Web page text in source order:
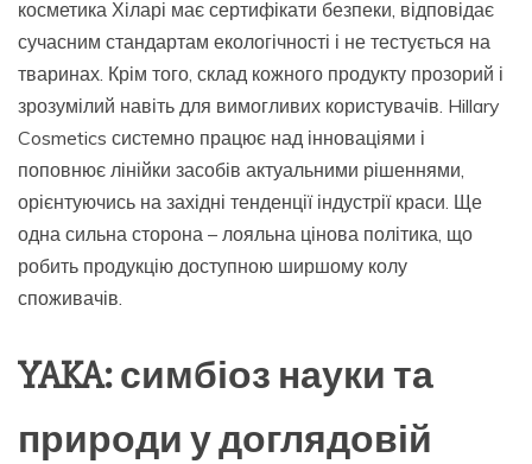
косметика Хіларі має сертифікати безпеки, відповідає
сучасним стандартам екологічності і не тестується на
тваринах. Крім того, склад кожного продукту прозорий і
зрозумілий навіть для вимогливих користувачів. Hillary
Cosmetics системно працює над інноваціями і
поповнює лінійки засобів актуальними рішеннями,
орієнтуючись на західні тенденції індустрії краси. Ще
одна сильна сторона – лояльна цінова політика, що
робить продукцію доступною ширшому колу
споживачів.
YAKA: симбіоз науки та
природи у доглядовій